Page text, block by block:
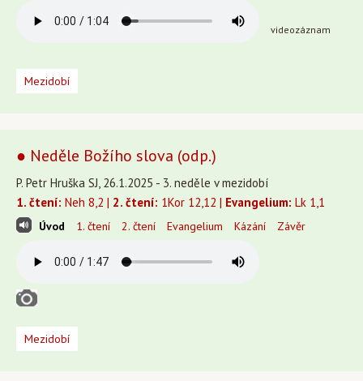
videozáznam
Mezidobí
● Neděle Božího slova (odp.)
P. Petr Hruška SJ, 26.1.2025 - 3. neděle v mezidobí
1. čtení: Neh 8,2 | 2. čtení: 1Kor 12,12 | Evangelium: Lk 1,1
Úvod 1. čtení 2. čtení Evangelium Kázání Závěr
Mezidobí